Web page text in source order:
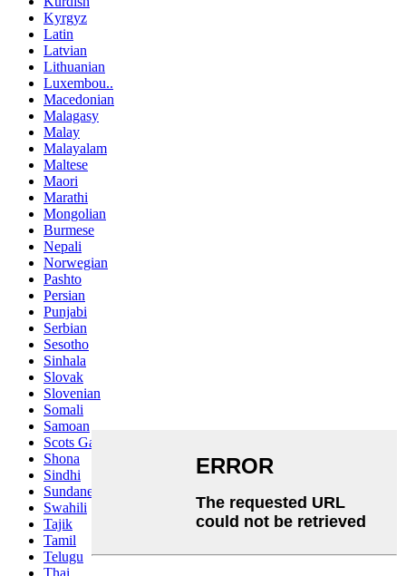
Kyrgyz
Latin
Latvian
Lithuanian
Luxembou..
Macedonian
Malagasy
Malay
Malayalam
Maltese
Maori
Marathi
Mongolian
Burmese
Nepali
Norwegian
Pashto
Persian
Punjabi
Serbian
Sesotho
Sinhala
Slovak
Slovenian
Somali
Samoan
Scots Gaelic
Shona
Sindhi
Sundanese
Swahili
Tajik
Tamil
Telugu
Thai